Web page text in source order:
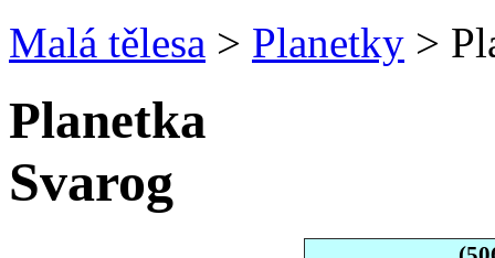
Malá tělesa > Planetky >
Planetka
Svarog